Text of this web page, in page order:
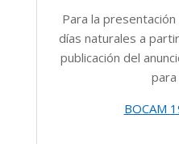
Para la
días naturales a
publicación del
BOCAM